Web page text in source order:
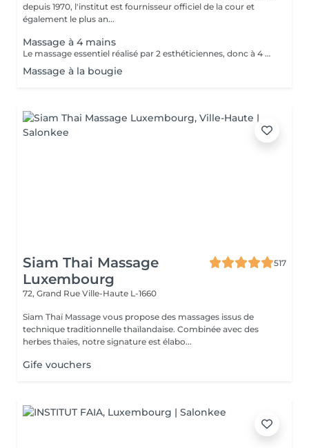
depuis 1970, l'institut est fournisseur officiel de la cour et
également le plus an...
Massage à 4 mains
Le massage essentiel réalisé par 2 esthéticiennes, donc à 4 mains est un massage du corps complet aux huiles essentielles, qui apporte une profonde relaxation. C'est une technique favorisant la circulation énergétique et qui réactive le métabolisme. C'est un massage où on retrouve le plaisir de donner et de recevoir. En fait c'est un mélange de différentes techniques : californienne, quant au rythme, la fluidité, manoeuvres enveloppantes, et suédoise, travail précis sur les différentes parties du corps.
Massage à la bougie
Siam Thai Massage
Luxembourg
517
72, Grand Rue Ville-Haute L-1660
Siam Thaï Massage vous propose des massages issus de
technique traditionnelle thaïlandaise. Combinée avec des
herbes thaïes, notre signature est élabo...
Gife vouchers